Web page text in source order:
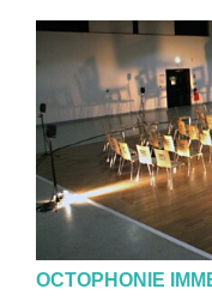
OCTOPHONIE